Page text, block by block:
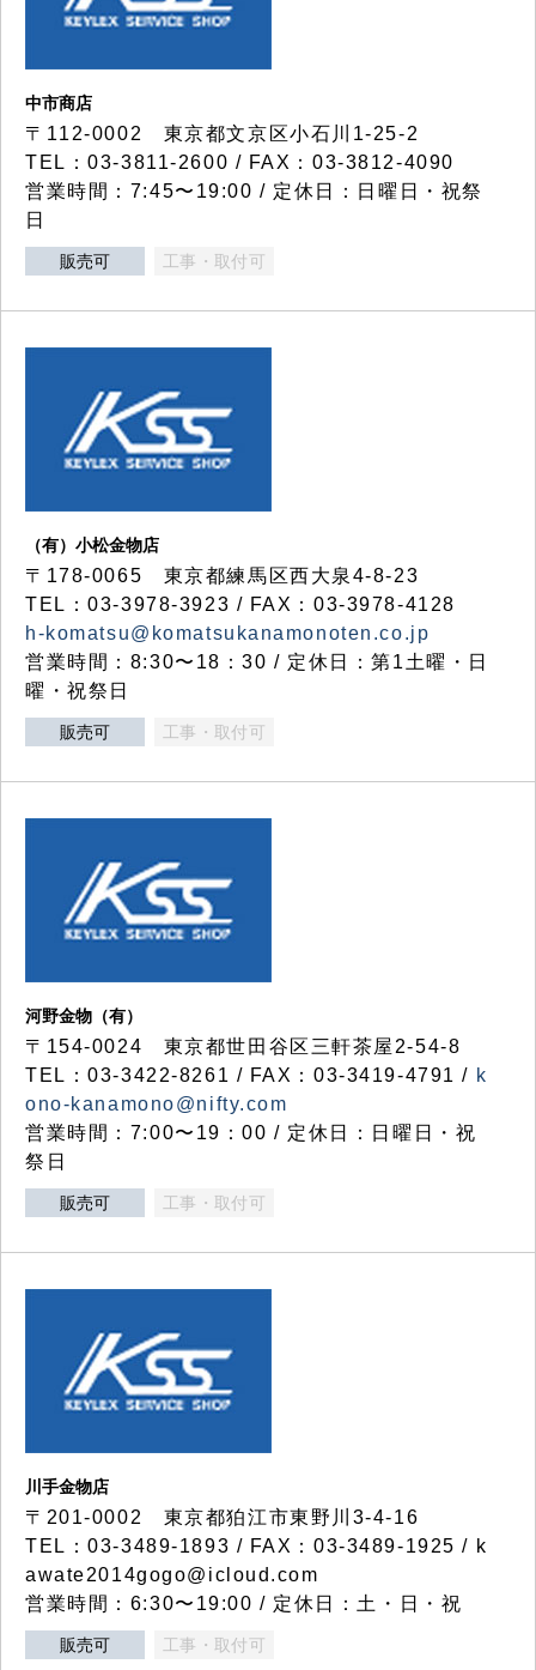
中市商店
〒112-0002 東京都文京区小石川1-25-2
TEL：03-3811-2600 / FAX：03-3812-4090
営業時間：7:45〜19:00 / 定休日：日曜日・祝祭
日
販売可 工事・取付可
（有）小松金物店
〒178-0065 東京都練馬区西大泉4-8-23
TEL：03-3978-3923 / FAX：03-3978-4128
h-komatsu@komatsukanamonoten.co.jp
営業時間：8:30〜18：30 / 定休日：第1土曜・日
曜・祝祭日
販売可 工事・取付可
河野金物（有）
〒154-0024 東京都世田谷区三軒茶屋2-54-8
TEL：03-3422-8261 / FAX：03-3419-4791 / k
ono-kanamono@nifty.com
営業時間：7:00〜19：00 / 定休日：日曜日・祝
祭日
販売可 工事・取付可
川手金物店
〒201-0002 東京都狛江市東野川3-4-16
TEL：03-3489-1893 / FAX：03-3489-1925 / k
awate2014gogo@icloud.com
営業時間：6:30〜19:00 / 定休日：土・日・祝
販売可 工事・取付可